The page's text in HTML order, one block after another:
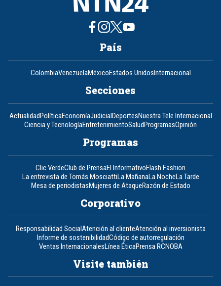
País
ColombiaVenezuelaMéxicoEstados UnidosInternacional
Secciones
ActualidadPolíticaEconomíaJudicialDeportesNuestra Tele Internacional
Ciencia y TecnologíaEntretenimientoSaludProgramasOpinión
Programas
Clic VerdeClub de PrensaEl InformativoFlash Fashion
La entrevista de Tomás MosciattiLa MañanaLa NocheLa Tarde
Mesa de periodistasMujeres de AtaqueRazón de Estado
Corporativo
Responsabilidad SocialAtención al clienteAtención al inversionista
Informe de sostenibilidadCódigo de autorregulación
Ventas InternacionalesLínea ÉticaPrensa RCNOBA
Visite también